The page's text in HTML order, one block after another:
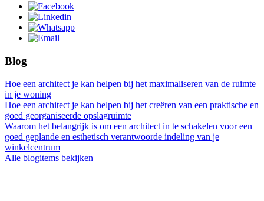
Blog
Hoe een architect je kan helpen bij het maximaliseren van de ruimte
in je woning
Hoe een architect je kan helpen bij het creëren van een praktische en
goed georganiseerde opslagruimte
Waarom het belangrijk is om een architect in te schakelen voor een
goed geplande en esthetisch verantwoorde indeling van je
winkelcentrum
Alle blogitems bekijken